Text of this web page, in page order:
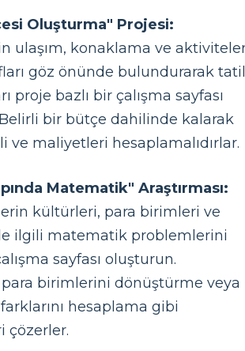
Oluşturma" Projesi:
ulaşım, konaklama ve
göz önünde bulundurarak tatil
proje bazlı bir çalışma sayfası
Belirli bir bütçe dahilinde kalarak
ve maliyetleri hesaplamalıdırlar.
Matematik" Araştırması:
kültürleri, para birimleri ve
ilgili matematik problemlerini
sayfası oluşturun.
birimlerini dönüştürme veya
hesaplama gibi
çözerler.